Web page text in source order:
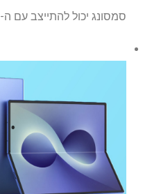
סמסונג יכול להתייצב עם ה-iPhone Fold